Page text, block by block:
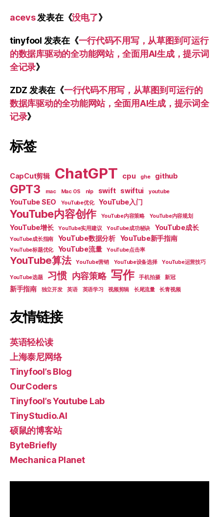
acevs发表在《没电了》
tinyfool 发表在《一行代码不用写，从草图到可运行
的数据库驱动的全功能网站，全面用AI生成，提示词
全记录》
ZDZ 发表在《一行代码不用写，从草图到可运行的
数据库驱动的全功能网站，全面用AI生成，提示词全
记录》
标签
CapCut剪辑 ChatGPT cpu ghe github
GPT3 mac Mac OS nlp swift swiftui youtube
YouTube SEO YouTube优化 YouTube入门
YouTube内容创作 YouTube内容策略 YouTube内容规划
YouTube增长 YouTube实用建议 YouTube成功秘诀 YouTube成长
YouTube成长指南 YouTube数据分析 YouTube新手指南
YouTube标题优化 YouTube流量 YouTube点击率
YouTube算法 YouTube营销 YouTube设备选择 YouTube运营技巧
YouTube选题 习惯 内容策略 写作 手机拍摄 新冠
新手指南 独立开发 英语 英语学习 视频剪辑 长尾流量 长青视频
友情链接
英语轻松读
上海泰尼网络
Tinyfool’s Blog
OurCoders
Tinyfool’s Youtube Lab
TinyStudio.AI
硕鼠的博客站
ByteBriefly
Mechanica Planet